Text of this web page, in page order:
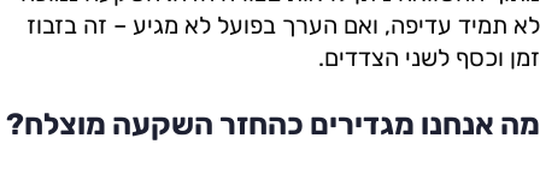
לא תמיד עדיפה, ואם הערך בפועל לא מגיע – זה בזבוז
זמן וכסף לשני הצדדים.
מה אנחנו מגדירים כהחזר השקעה מוצלח?